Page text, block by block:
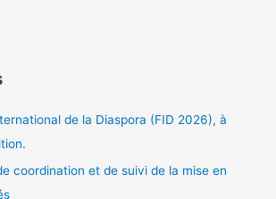
de la Diaspora (FID 2026), à
coordination et de suivi de la mise en